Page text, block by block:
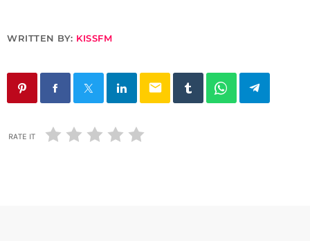
WRITTEN BY: KISSFM
email
RATE IT